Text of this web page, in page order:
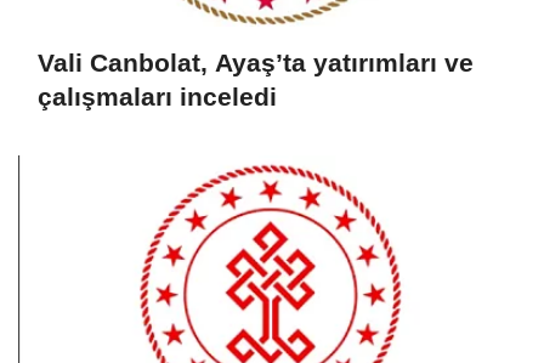
Vali Canbolat, Ayaş’ta yatırımları ve
çalışmaları inceledi